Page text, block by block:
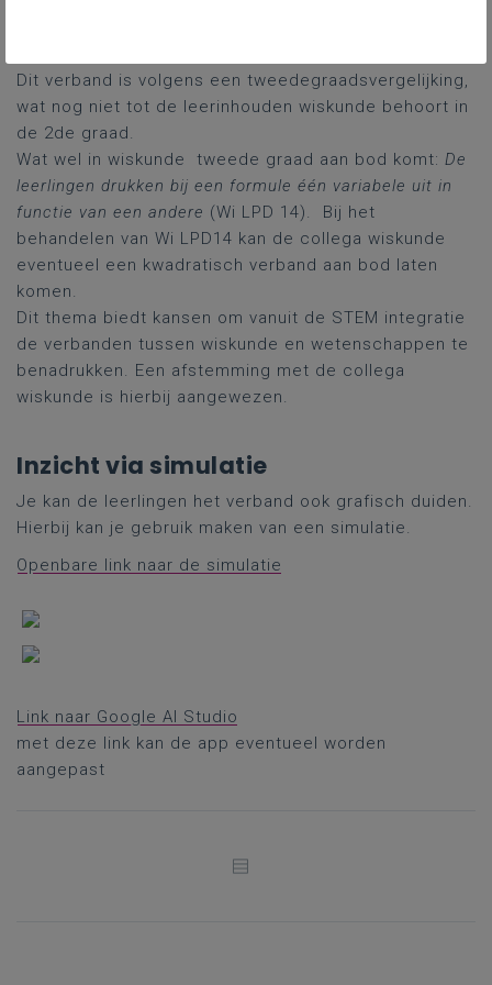
Dit verband is volgens een tweedegraadsvergelijking,
wat nog niet tot de leerinhouden wiskunde behoort in
de 2de graad.
Wat wel in wiskunde tweede graad aan bod komt: De
leerlingen drukken bij een formule één variabele uit in
functie van een andere (Wi LPD 14). Bij het
behandelen van Wi LPD14 kan de collega wiskunde
eventueel een kwadratisch verband aan bod laten
komen.
Dit thema biedt kansen om vanuit de STEM integratie
de verbanden tussen wiskunde en wetenschappen te
benadrukken. Een afstemming met de collega
wiskunde is hierbij aangewezen.
Inzicht via simulatie
Je kan de leerlingen het verband ook grafisch duiden.
Hierbij kan je gebruik maken van een simulatie.
Openbare link naar de simulatie
Link naar Google AI Studio
met deze link kan de app eventueel worden
aangepast